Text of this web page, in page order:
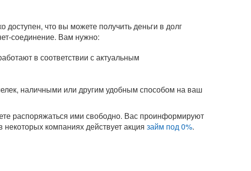
доступен, что вы можете получить деньги в долг
соединение. Вам нужно:
в соответствии с актуальным
наличными или другим удобным способом на ваш
распоряжаться ими свободно. Вас проинформируют
компаниях действует акция займ под 0%.